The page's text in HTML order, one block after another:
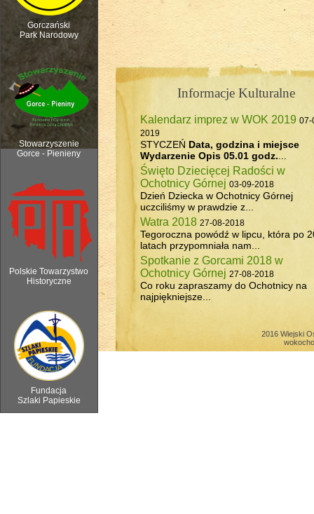
Gorczański
Park Narodowy
Stowarzyszenie
Gorce - Pienieny
Polskie Towarzystwo
Historyczne
Fundacja
Szlaki Papieskie
Rozpoczęcie sezonu pasterskiego, 6
6 sierpnia 2018 - Watra w Ochotnicy
Informacje Kulturalne
Kalendarz imprez w WOK 2019 07-
2019
STYCZEŃ Data, godzina i miejsce
Wydarzenie Opis 05.01 godz.
Święto Dziecięcej Radości w
Ochotnicy Górnej 03-09-2018
Dzień Dziecka w Ochotnicy Górnej
uczciliśmy w prawdzie z...
Watra 2018 27-08-2018
Tegoroczna powódź w lipcu, która po
latach przypomniała nam...
Spotkanie z Gorcami 2018 w
Ochotnicy Górnej 27-08-2018
Co roku zapraszamy do Ochotnicy na
najpiękniejsze...
2016 Wiejski